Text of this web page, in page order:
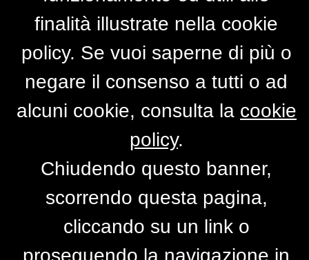
La barca..
diluca1968
finalità illustrate nella cookie
policy. Se vuoi saperne di più o
negare il consenso a tutti o ad
alcuni cookie, consulta la cookie
policy.
Chiudendo questo banner,
scorrendo questa pagina,
cliccando su un link o
proseguendo la navigazione in